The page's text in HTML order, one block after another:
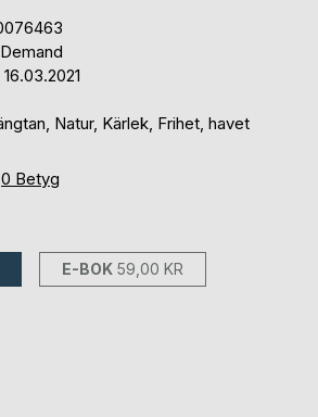
Natur, Kärlek, Frihet, havet
0 Betyg
E-BOK 59,00 KR